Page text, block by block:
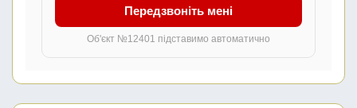
Передзвоніть мені
Об'єкт №12401 підставимо автоматично